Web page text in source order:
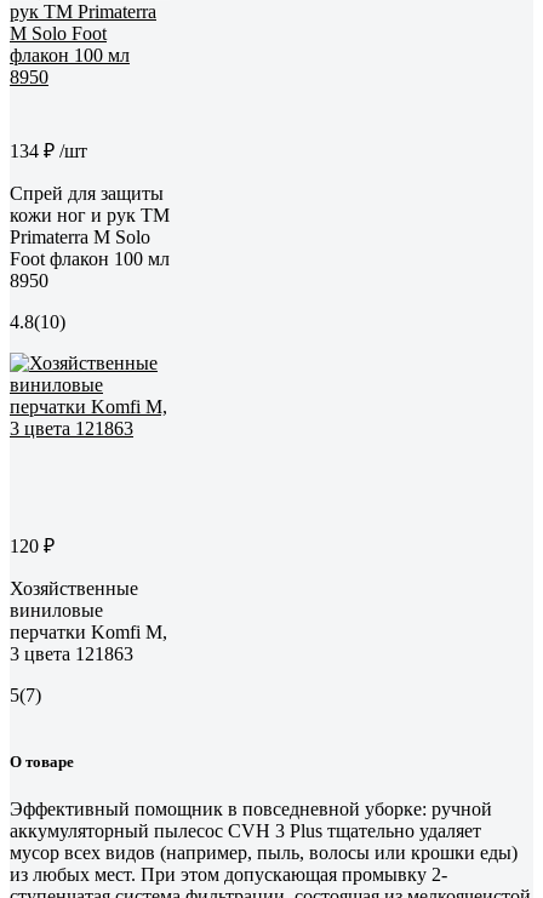
134 ₽ /шт
Спрей для защиты
кожи ног и рук TM
Primaterra M Solo
Foot флакон 100 мл
8950
4.8(10)
120 ₽
Хозяйственные
виниловые
перчатки Komfi M,
3 цвета 121863
5(7)
О товаре
Эффективный помощник в повседневной уборке: ручной
аккумуляторный пылесос CVH 3 Plus тщательно удаляет
мусор всех видов (например, пыль, волосы или крошки еды)
из любых мест. При этом допускающая промывку 2-